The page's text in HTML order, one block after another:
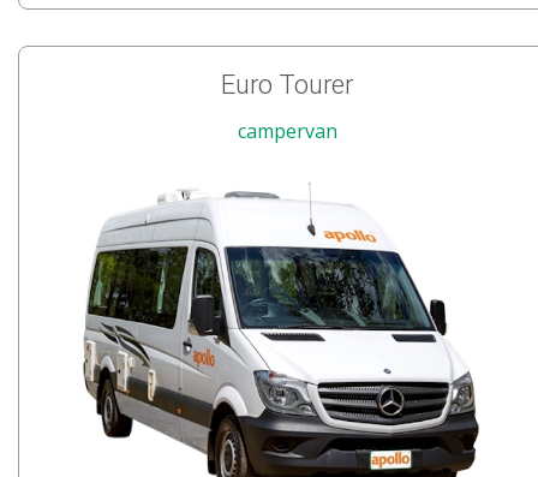
Euro Tourer
campervan